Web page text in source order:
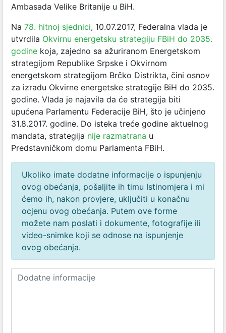
Ambasada Velike Britanije u BiH.
Na 78. hitnoj sjednici, 10.07.2017, Federalna vlada je
utvrdila Okvirnu energetsku strategiju FBiH do 2035.
godine koja, zajedno sa ažuriranom Energetskom
strategijom Republike Srpske i Okvirnom
energetskom strategijom Brčko Distrikta, čini osnov
za izradu Okvirne energetske strategije BiH do 2035.
godine. Vlada je najavila da će strategija biti
upućena Parlamentu Federacije BiH, što je učinjeno
31.8.2017. godine. Do isteka treće godine aktuelnog
mandata, strategija nije razmatrana u
Predstavničkom domu Parlamenta FBiH.
Ukoliko imate dodatne informacije o ispunjenju
ovog obećanja, pošaljite ih timu Istinomjera i mi
ćemo ih, nakon provjere, uključiti u konačnu
ocjenu ovog obećanja. Putem ove forme
možete nam poslati i dokumente, fotografije ili
video-snimke koji se odnose na ispunjenje
ovog obećanja.